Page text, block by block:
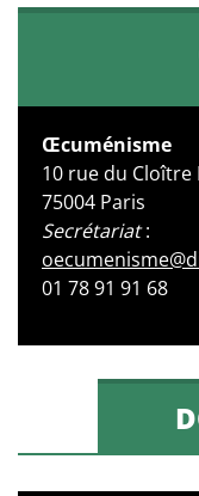
Œcuménisme
10 rue du
75004 Paris
Secrétariat:
01 78 91 91 68